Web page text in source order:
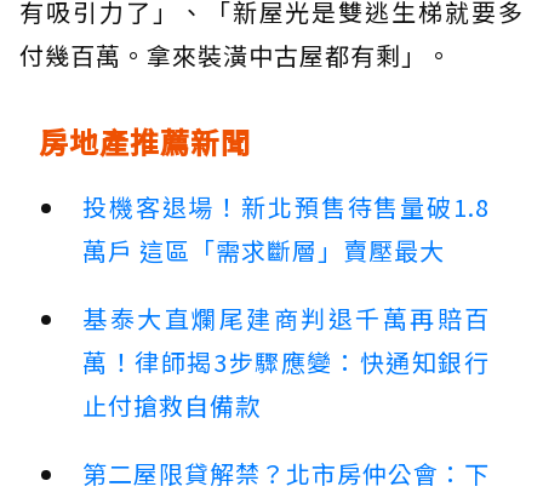
有吸引力了」、「新屋光是雙逃生梯就要多
付幾百萬。拿來裝潢中古屋都有剩」。
房地產推薦新聞
投機客退場！新北預售待售量破1.8
萬戶 這區「需求斷層」賣壓最大
基泰大直爛尾建商判退千萬再賠百
萬！律師揭3步驟應變：快通知銀行
止付搶救自備款
第二屋限貸解禁？北市房仲公會：下